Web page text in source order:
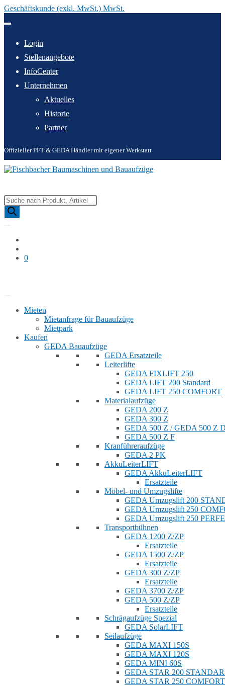
Geschäftskunde (exkl. MwSt.) MwSt.
Inhalt
Login
Stellenangebote
InfoCenter
Unternehmen
Aktuelles
Historie
Partner
Offizieller PFT & GEDA Händler mit eigener Werkstatt
Products
search
0
Mieten
Mietanfrage für Bauaufzüge
Mietpark
Kaufen
GEDA Bauaufzüge
GEDA Ersatzteile
Leiterlifte
GEDA FIXLIFT 250
GEDA LIFT 200 Standard
GEDA LIFT 250 COMFORT
Materialaufzüge
GEDA 200 Z
GEDA 300 Z
GEDA 500 Z / GEDA 500 Z
GEDA 500 Z F
Kranführeraufzüge
GEDA 2 PK
AkkuLeiterLIFT
GEDA AkkuLeiterLIFT
Ersatzteile
Möbel- und Umzugslifte
GEDA Umzugslift 200
GEDA Umzugslift 250
GEDA Umzugslift 250
Transportbühnen
GEDA 1200 Z/ZP
Ersatzteile
GEDA 1500 Z/ZP
Ersatzteile
GEDA 300 Z/ZP
Ersatzteile
GEDA 3700 Z/ZP
GEDA 500 Z/ZP
Ersatzteile
Schrägaufzüge Spezial
GEDA SolarLIFT
Seilaufzüge
GEDA MAXI 150S
GEDA MAXI 120S
GEDA MINI 60S
GEDA STAR 200
GEDA STAR 250 COMFORT